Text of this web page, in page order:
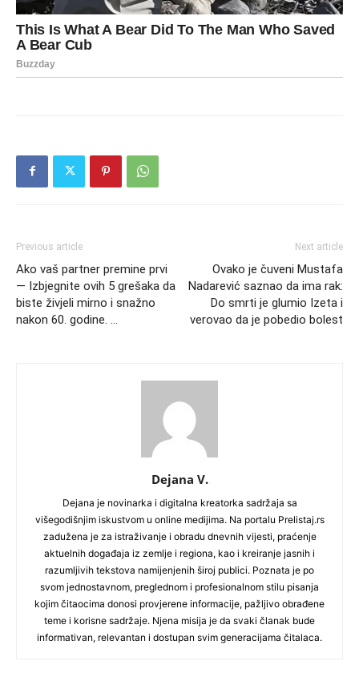
Previous article
Ako vaš partner premine prvi
— Izbjegnite ovih 5 grešaka da
biste živjeli mirno i snažno
nakon 60. godine. …
Next article
Ovako je čuveni Mustafa
Nadarević saznao da ima rak:
Do smrti je glumio Izeta i
verovao da je pobedio bolest
Dejana V.
Dejana je novinarka i digitalna kreatorka sadržaja sa
višegodišnjim iskustvom u online medijima. Na portalu Prelistaj.rs
zadužena je za istraživanje i obradu dnevnih vijesti, praćenje
aktuelnih događaja iz zemlje i regiona, kao i kreiranje jasnih i
razumljivih tekstova namijenjenih široj publici. Poznata je po
svom jednostavnom, preglednom i profesionalnom stilu pisanja
kojim čitaocima donosi provjerene informacije, pažljivo obrađene
teme i korisne sadržaje. Njena misija je da svaki članak bude
informativan, relevantan i dostupan svim generacijama čitalaca.